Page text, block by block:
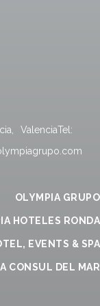
ValenciaTel:
OLYMPIA GRUPO
HOTELES RONDA
EVENTS & SPA
CONSUL DEL MAR